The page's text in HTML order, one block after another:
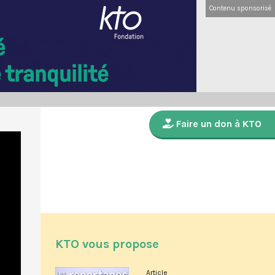
Contenu sponsorisé
Faire un don à KTO
KTO vous propose
Article